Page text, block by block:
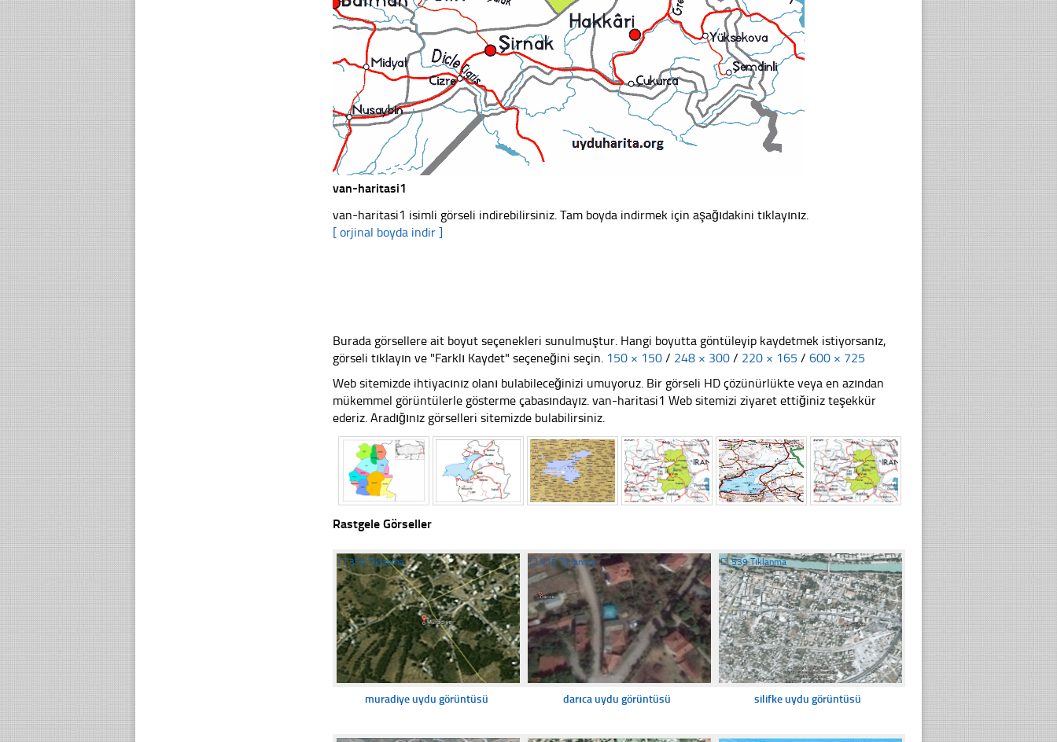
van-haritasi1
van-haritasi1 isimli görseli indirebilirsiniz. Tam boyda indirmek için aşağıdakini tıklayınız.
[ orjinal boyda indir ]
Burada görsellere ait boyut seçenekleri sunulmuştur. Hangi boyutta göntüleyip kaydetmek istiyorsanız,
görseli tıklayın ve "Farklı Kaydet" seçeneğini seçin. 150 × 150 / 248 × 300 / 220 × 165 / 600 × 725
Web sitemizde ihtiyacınız olanı bulabileceğinizi umuyoruz. Bir görseli HD çözünürlükte veya en azından
mükemmel görüntülerle gösterme çabasındayız. van-haritasi1 Web sitemizi ziyaret ettiğiniz teşekkür
ederiz. Aradığınız görselleri sitemizde bulabilirsiniz.
Rastgele Görseller
☐359 Tıklanma
muradiye uydu görüntüsü
☐415 Tıklanma
darıca uydu görüntüsü
☐539 Tıklanma
silifke uydu görüntüsü